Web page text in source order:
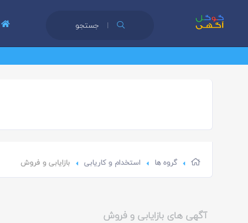
جستجو
گروه ها استخدام و کاریابی بازایابی و فروش
آگهی های بازایابی و فروش